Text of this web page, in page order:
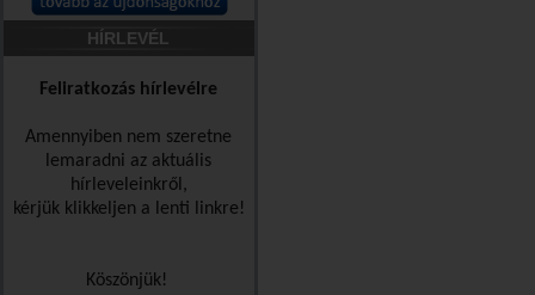
HÍRLEVÉL
Feliratkozás hírlevélre
Amennyiben nem szeretne
lemaradni az aktuális
hírleveleinkről,
kérjük klikkeljen a lenti linkre!
Köszönjük!